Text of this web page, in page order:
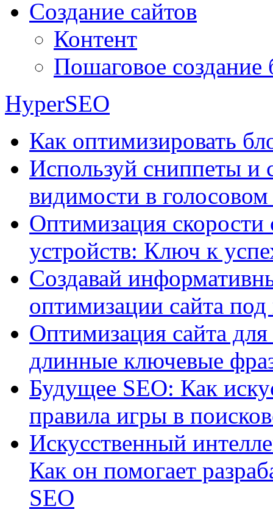
Создание сайтов
Контент
Пошаговое создание
HyperSEO
Как оптимизировать
Используй сниппеты и
видимости в
Оптимизация
устройств: Ключ к
Создавай
оптимизации сайта
Оптимизация сайта
длинные ключевые
Будущее SEO: Как
правила игры в
Искусственный
Как он помогает
SEO